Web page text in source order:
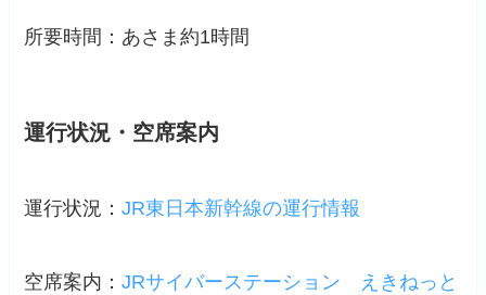
所要時間：あさま約1時間
運行状況・空席案内
運行状況：JR東日本新幹線の運行情報
空席案内：JRサイバーステーション
えきねっと